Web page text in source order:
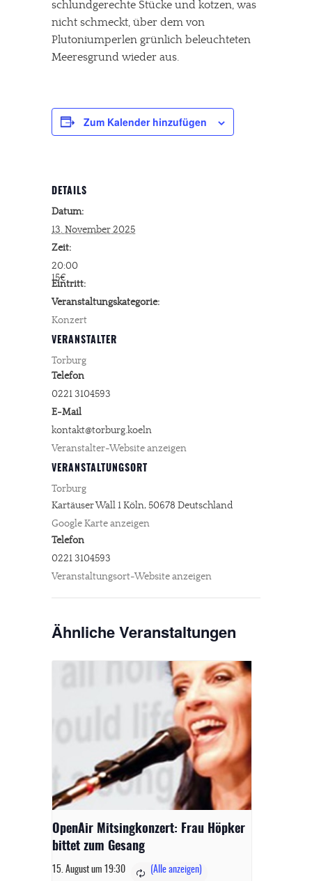
schlundgerechte Stücke und kotzen, was
nicht schmeckt, über dem von
Plutoniumperlen grünlich beleuchteten
Meeresgrund wieder aus.
Zum Kalender hinzufügen
DETAILS
Datum:
13. November 2025
Zeit:
20:00
Eintritt:
15€
Veranstaltungskategorie:
Konzert
VERANSTALTUNGSORT
Torburg
Kartäuser Wall 1Köln, 50678 Deutschland
Google Karte anzeigen
Telefon
0221 3104593
Veranstaltungsort-Website anzeigen
VERANSTALTER
Torburg
Telefon
0221 3104593
E-Mail
kontakt@torburg.koeln
Veranstalter-Website anzeigen
Ähnliche Veranstaltungen
OpenAir Mitsingkonzert: Frau Höpker
bittet zum Gesang
15. August um 19:30